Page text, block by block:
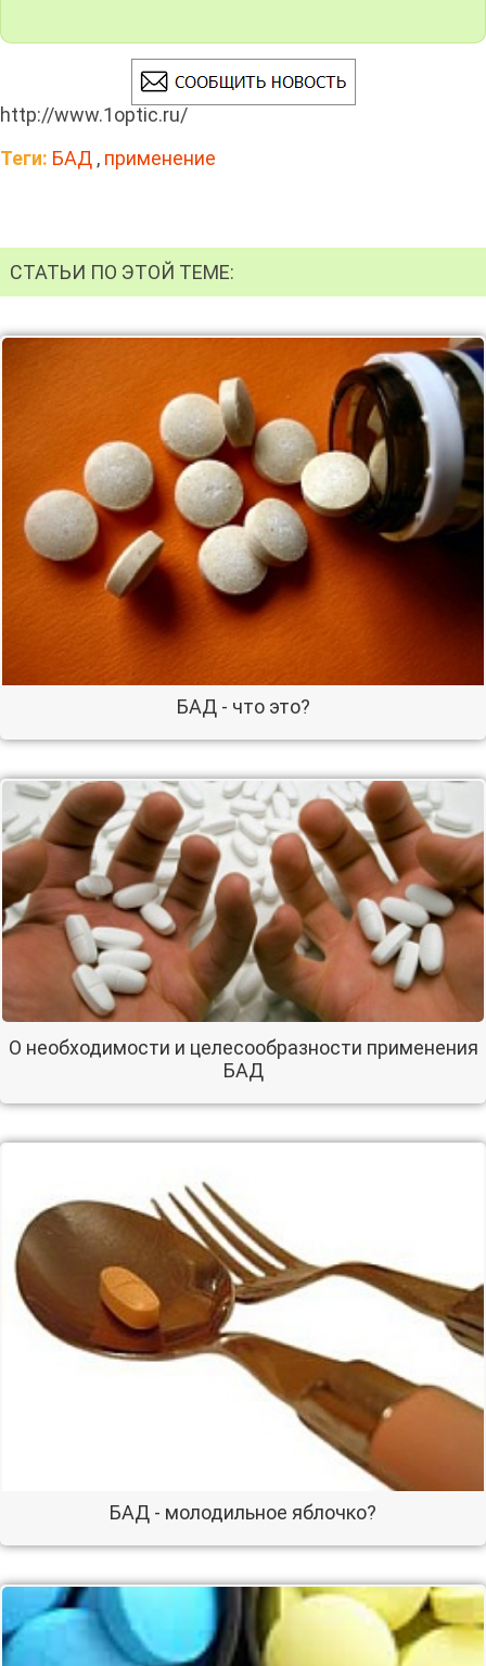
http://www.1optic.ru/
Теги: БАД , применение
СТАТЬИ ПО ЭТОЙ ТЕМЕ:
БАД - что это?
О необходимости и целесообразности применения
БАД
БАД - молодильное яблочко?